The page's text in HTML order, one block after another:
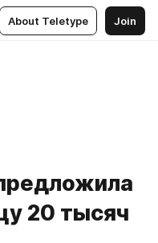
About Teletype Join
20 тысяч